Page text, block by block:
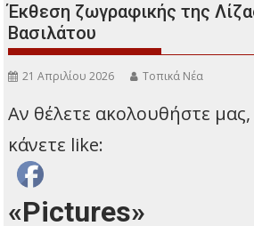
Έκθεση ζωγραφικής της
Βασιλάτου
21 Απριλίου 2026 Τοπικά Νέα
Αν θέλετε ακολουθήστε
κάνετε like:
«Pictures»